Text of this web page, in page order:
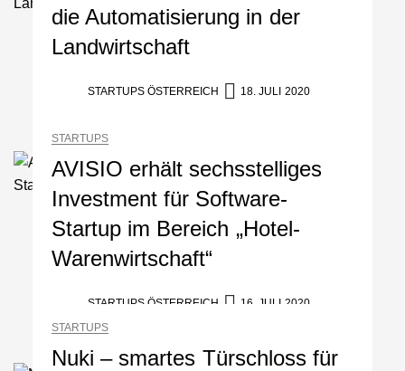
die Automatisierung in der
Landwirtschaft
STARTUPS ÖSTERREICH 18. JULI 2020
STARTUPS
AVISIO erhält sechsstelliges
Investment für Software-
Startup im Bereich „Hotel-
Warenwirtschaft“
STARTUPS ÖSTERREICH
16. JULI 2020
STARTUPS
Nuki – smartes Türschloss für
Mazing im Employer
Portrait
Dieses Salzburger Startup
Fabian Rauch von Crqlar